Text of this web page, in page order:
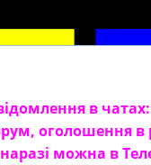
в чатах:
оголошення в
можна в